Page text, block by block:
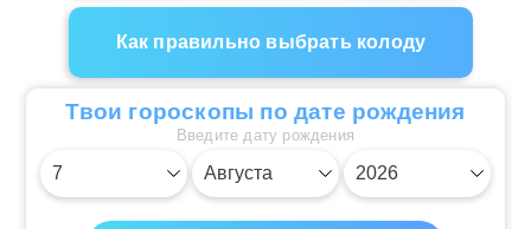
Как правильно выбрать колоду
Твои гороскопы по дате рождения
Введите дату рождения